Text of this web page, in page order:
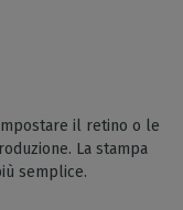
il retino o le
La stampa
semplice.